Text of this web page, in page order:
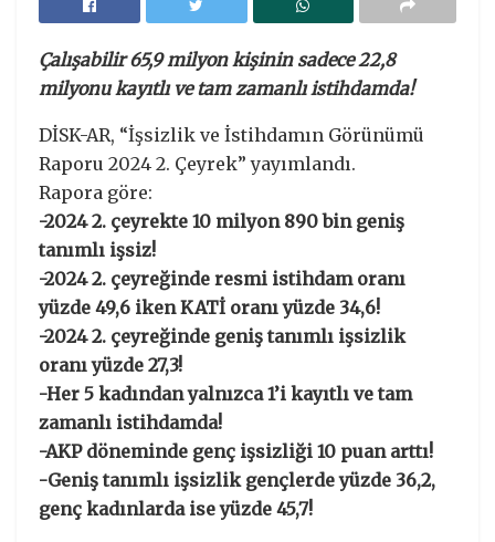
Çalışabilir 65,9 milyon kişinin sadece 22,8
milyonu kayıtlı ve tam zamanlı istihdamda!
DİSK-AR, “İşsizlik ve İstihdamın Görünümü
Raporu 2024 2. Çeyrek” yayımlandı.
Rapora göre:
-2024 2. çeyrekte 10 milyon 890 bin geniş
tanımlı işsiz!
-2024 2. çeyreğinde resmi istihdam oranı
yüzde 49,6 iken KATİ oranı yüzde 34,6!
-2024 2. çeyreğinde geniş tanımlı işsizlik
oranı yüzde 27,3!
-Her 5 kadından yalnızca 1’i kayıtlı ve tam
zamanlı istihdamda!
-AKP döneminde genç işsizliği 10 puan arttı!
-Geniş tanımlı işsizlik gençlerde yüzde 36,2,
genç kadınlarda ise yüzde 45,7!